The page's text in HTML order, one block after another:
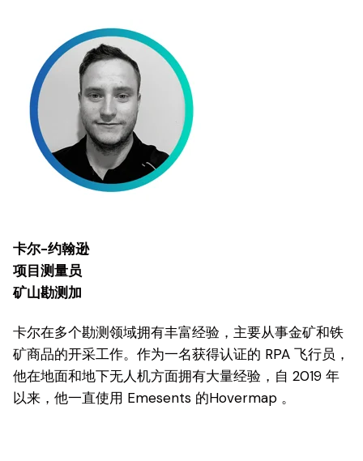
卡尔-约翰逊
项目测量员
矿山勘测加
卡尔在多个勘测领域拥有丰富经验，主要从事金矿和铁
矿商品的开采工作。作为一名获得认证的 RPA 飞行员，
他在地面和地下无人机方面拥有大量经验，自 2019 年
以来，他一直使用 Emesents 的Hovermap 。